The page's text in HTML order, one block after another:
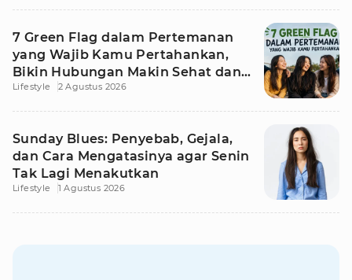
7 Green Flag dalam Pertemanan
yang Wajib Kamu Pertahankan,
Bikin Hubungan Makin Sehat dan
Awet
Lifestyle 2 Agustus 2026
Sunday Blues: Penyebab, Gejala,
dan Cara Mengatasinya agar Senin
Tak Lagi Menakutkan
Lifestyle 1 Agustus 2026